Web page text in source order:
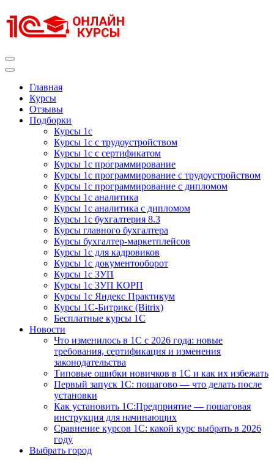
к
содержимому
Главная
Курсы
Отзывы
Подборки
Курсы 1с
Курсы 1с с трудоустройством
Курсы 1с с сертификатом
Курсы 1с программирование
Курсы 1с программирование с трудоустройством
Курсы 1с программирование с дипломом
Курсы 1с аналитика
Курсы 1с аналитика с дипломом
Курсы 1с бухгалтерия 8.3
Курсы главного бухгалтера
Курсы бухгалтер-маркетплейсов
Курсы 1с для кадровиков
Курсы 1с документооборот
Курсы 1с ЗУП
Курсы 1с ЗУП КОРП
Курсы 1с Яндекс Практикум
Курсы 1С-Битрикс (Bitrix)
Бесплатные курсы 1С
Новости
Что изменилось в 1С с 2026 года: новые
требования, сертификация и изменения
законодательства
Типовые ошибки новичков в 1С и как их избежать
Первый запуск 1С: пошагово — что делать после
установки
Как установить 1С:Предприятие — пошаговая
инструкция для начинающих
Сравнение курсов 1С: какой курс выбрать в 2026
году
Выбрать город